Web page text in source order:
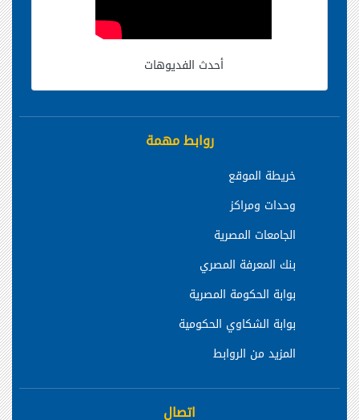
أحدث الفديوهات
روابط مهمة
خريطة الموقع
وحدات ومراكز
الجامعات المصرية
بنك المعرفة المصري
بوابة الحكومة المصرية
بوابة الشكاوي الحكومية
المزيد من الروابط
اتصال